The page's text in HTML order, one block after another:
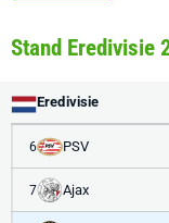
Stand Eredivisie
Eredivisie
6 PSV
7 Ajax